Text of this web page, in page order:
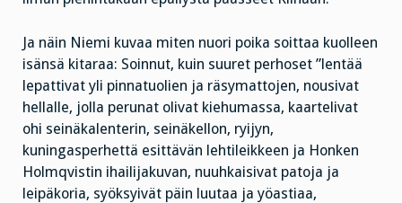
Ja näin Niemi kuvaa miten nuori poika soittaa kuolleen
isänsä kitaraa: Soinnut, kuin suuret perhoset ”lentää
lepattivat yli pinnatuolien ja räsymattojen, nousivat
hellalle, jolla perunat olivat kiehumassa, kaartelivat
ohi seinäkalenterin, seinäkellon, ryijyn,
kuningasperhettä esittävän lehtileikkeen ja Honken
Holmqvistin ihailijakuvan, nuuhkaisivat patoja ja
leipäkoria, syöksyivät päin luutaa ja yöastiaa,